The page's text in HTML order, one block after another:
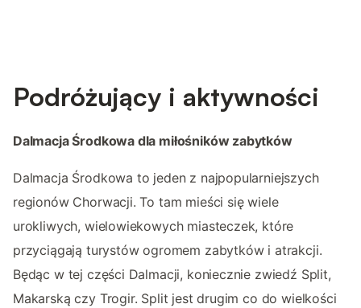
Podróżujący i aktywności
Dalmacja Środkowa dla miłośników zabytków
Dalmacja Środkowa to jeden z najpopularniejszych
regionów Chorwacji. To tam mieści się wiele
urokliwych, wielowiekowych miasteczek, które
przyciągają turystów ogromem zabytków i atrakcji.
Będąc w tej części Dalmacji, koniecznie zwiedź Split,
Makarską czy Trogir. Split jest drugim co do wielkości